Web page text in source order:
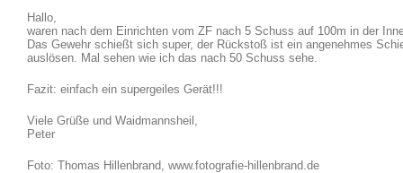
Hallo,
waren nach dem Einrichten vom ZF nach 5 Schuss auf 100m in der
Das Gewehr schießt sich super, der Rückstoß ist ein angenehmes
auslösen. Mal sehen wie ich das nach 50 Schuss sehe.
Fazit: einfach ein supergeiles Gerät!!!
Viele Grüße und Waidmannsheil,
Peter
Foto: Thomas Hillenbrand, www.fotografie-hillenbrand.de